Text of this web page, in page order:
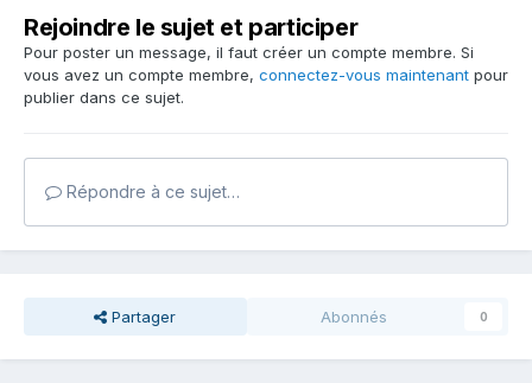
Rejoindre le sujet et participer
Pour poster un message, il faut créer un compte membre. Si
vous avez un compte membre, connectez-vous maintenant pour
publier dans ce sujet.
Répondre à ce sujet…
Partager Abonnés 0